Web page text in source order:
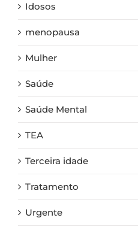
Idosos
menopausa
Mulher
Saúde
Saúde Mental
TEA
Terceira idade
Tratamento
Urgente